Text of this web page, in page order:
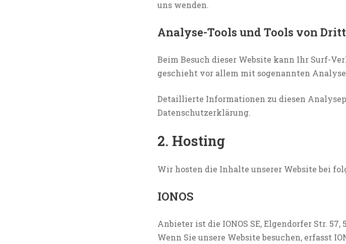
uns wenden.
Analyse-Tools und Tools von
Beim Besuch dieser Website kann Ihr Surf-
geschieht vor allem mit sogenannten
Detaillierte Informationen zu diesen
Datenschutzerklärung.
2. Hosting
Wir hosten die Inhalte unserer Website bei
IONOS
Anbieter ist die IONOS SE, Elgendorfer Str. 57,
Wenn Sie unsere Website besuchen, erfasst